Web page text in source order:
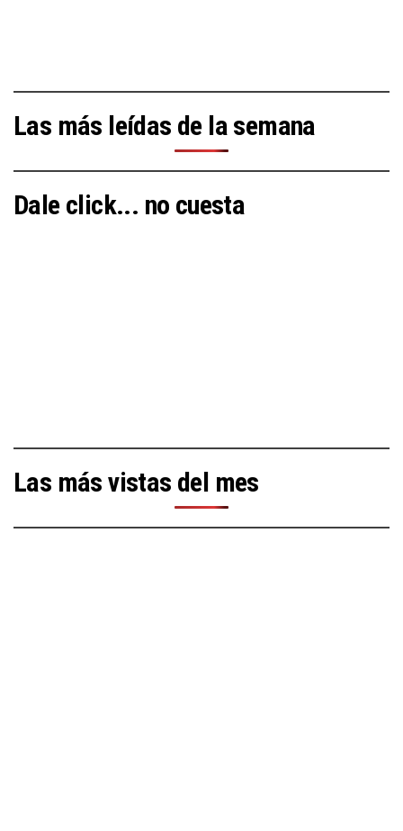
Las más leídas de la semana
Dale click... no cuesta
Las más vistas del mes